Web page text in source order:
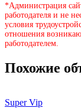
*Администрация
работодателя и не
условия
отношения
работодателем.
Похожие
Super Vip